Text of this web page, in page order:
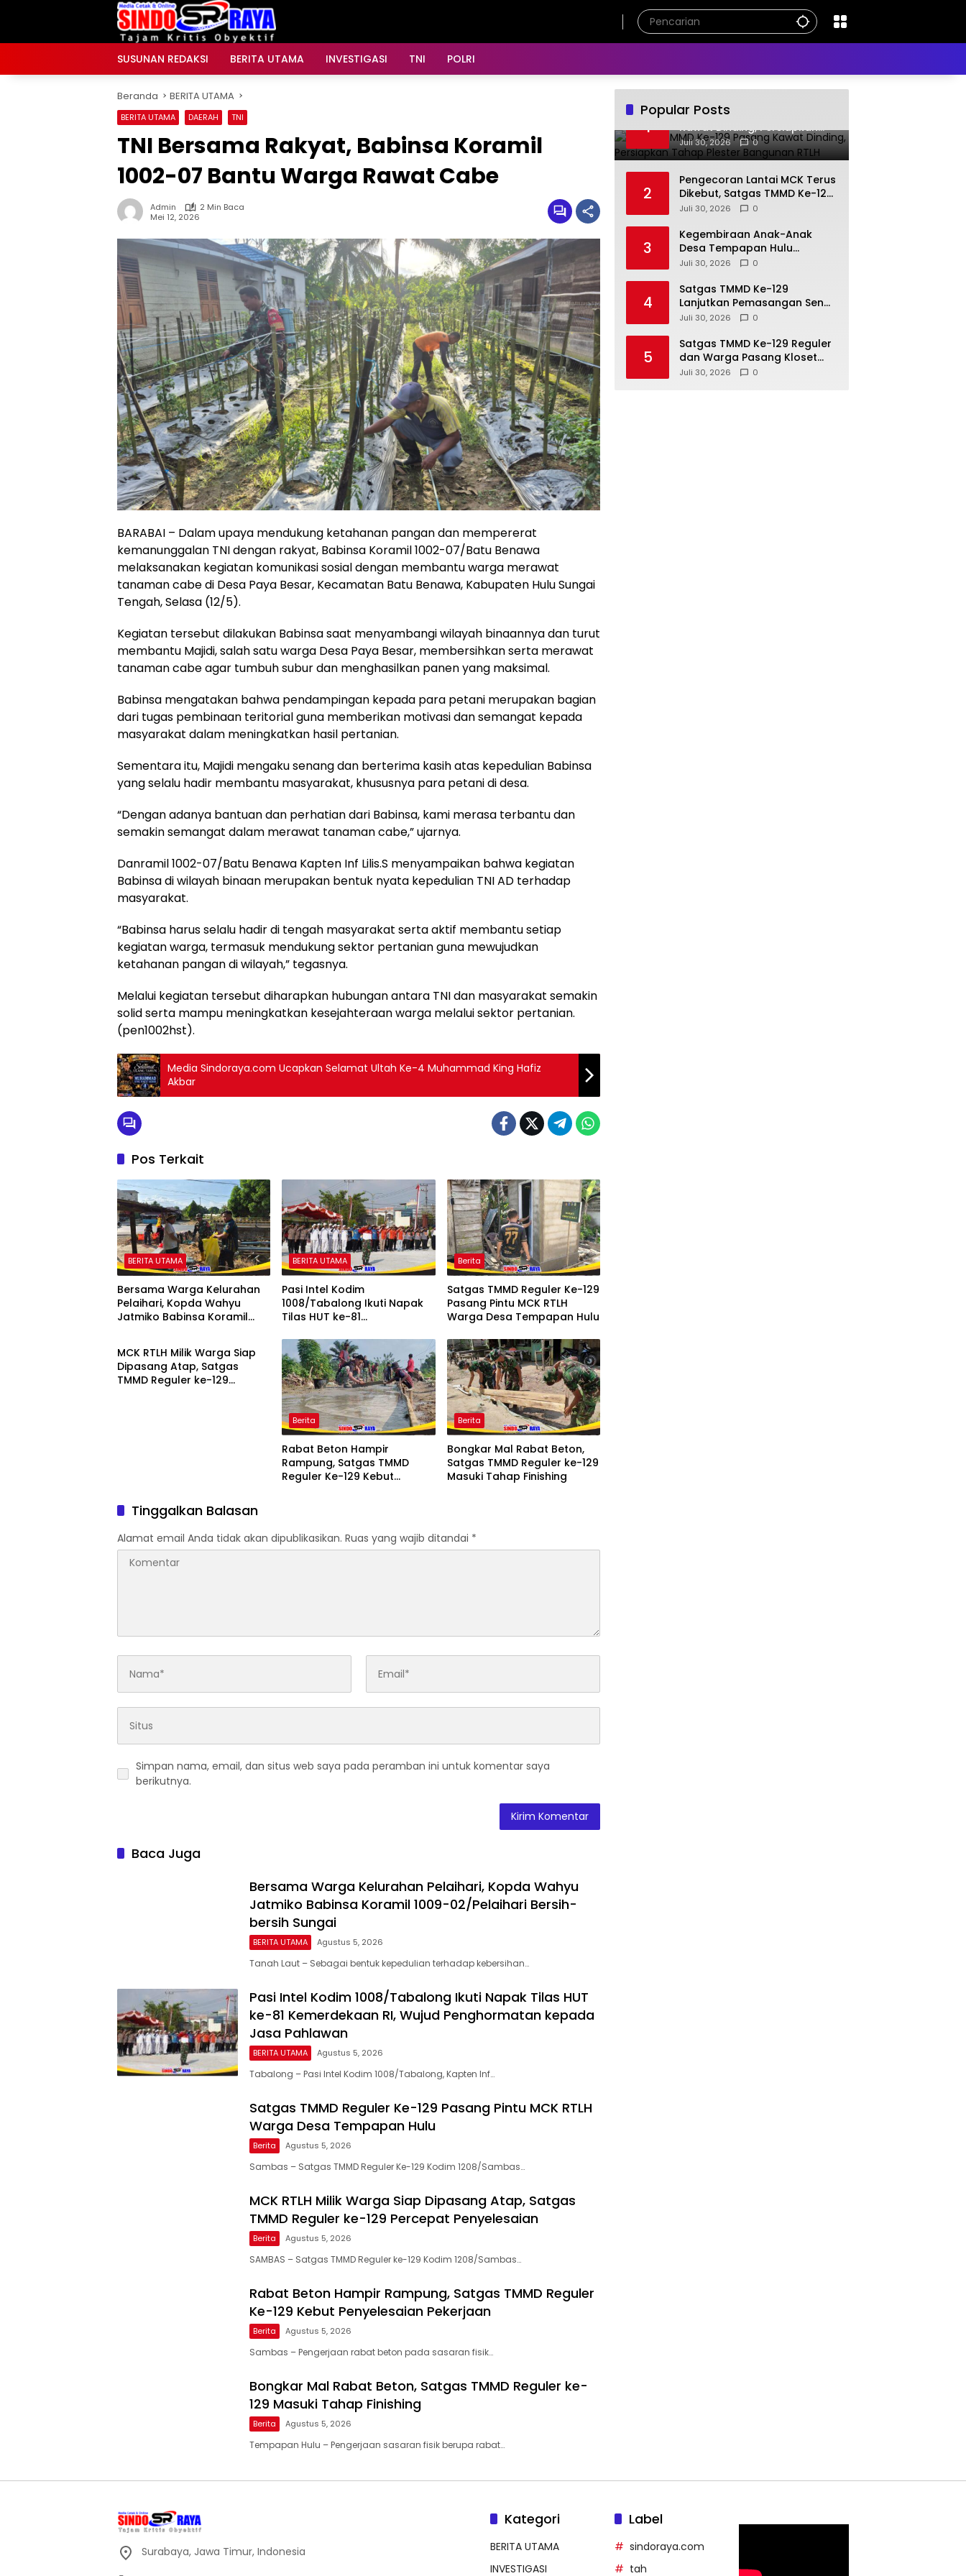
SUSUNAN REDAKSI BERITA UTAMA INVESTIGASI TNI POLRI
Beranda BERITA UTAMA
BERITA UTAMA DAERAH TNI
TNI Bersama Rakyat, Babinsa Koramil
1002-07 Bantu Warga Rawat Cabe
Admin
2 Min Baca
Mei 12, 2026
BARABAI – Dalam upaya mendukung ketahanan pangan dan mempererat
kemanunggalan TNI dengan rakyat, Babinsa Koramil 1002-07/Batu Benawa
melaksanakan kegiatan komunikasi sosial dengan membantu warga merawat
tanaman cabe di Desa Paya Besar, Kecamatan Batu Benawa, Kabupaten Hulu Sungai
Tengah, Selasa (12/5).
Kegiatan tersebut dilakukan Babinsa saat menyambangi wilayah binaannya dan turut
membantu Majidi, salah satu warga Desa Paya Besar, membersihkan serta merawat
tanaman cabe agar tumbuh subur dan menghasilkan panen yang maksimal.
Babinsa mengatakan bahwa pendampingan kepada para petani merupakan bagian
dari tugas pembinaan teritorial guna memberikan motivasi dan semangat kepada
masyarakat dalam meningkatkan hasil pertanian.
Sementara itu, Majidi mengaku senang dan berterima kasih atas kepedulian Babinsa
yang selalu hadir membantu masyarakat, khususnya para petani di desa.
“Dengan adanya bantuan dan perhatian dari Babinsa, kami merasa terbantu dan
semakin semangat dalam merawat tanaman cabe,” ujarnya.
Danramil 1002-07/Batu Benawa Kapten Inf Lilis.S menyampaikan bahwa kegiatan
Babinsa di wilayah binaan merupakan bentuk nyata kepedulian TNI AD terhadap
masyarakat.
“Babinsa harus selalu hadir di tengah masyarakat serta aktif membantu setiap
kegiatan warga, termasuk mendukung sektor pertanian guna mewujudkan
ketahanan pangan di wilayah,” tegasnya.
Melalui kegiatan tersebut diharapkan hubungan antara TNI dan masyarakat semakin
solid serta mampu meningkatkan kesejahteraan warga melalui sektor pertanian.
(pen1002hst).
Media Sindoraya.com Ucapkan Selamat Ultah Ke-4 Muhammad King Hafiz
Akbar
Pos Terkait
BERITA UTAMA
Bersama Warga Kelurahan
Pelaihari, Kopda Wahyu
Jatmiko Babinsa Koramil
BERITA UTAMA
Pasi Intel Kodim
1008/Tabalong Ikuti Napak
Tilas HUT ke-81
Penghormatan kepada Jasa
Pahlawan
Berita
Satgas TMMD Reguler Ke-129
Pasang Pintu MCK RTLH
Warga Desa Tempapan Hulu
Berita
MCK RTLH Milik Warga Siap
Dipasang Atap, Satgas
TMMD Reguler ke-129
Berita
Rabat Beton Hampir
Rampung, Satgas TMMD
Reguler Ke-129 Kebut
Berita
Bongkar Mal Rabat Beton,
Satgas TMMD Reguler ke-129
Masuki Tahap Finishing
Tinggalkan Balasan
Alamat email Anda tidak akan dipublikasikan. Ruas yang wajib ditandai *
Simpan nama, email, dan situs web saya pada peramban ini untuk komentar saya
berikutnya.
Baca Juga
Bersama Warga Kelurahan Pelaihari, Kopda Wahyu
Jatmiko Babinsa Koramil 1009-02/Pelaihari Bersih-
bersih Sungai
BERITA UTAMA Agustus 5, 2026
Tanah Laut – Sebagai bentuk kepedulian terhadap kebersihan…
Pasi Intel Kodim 1008/Tabalong Ikuti Napak Tilas HUT
ke-81 Kemerdekaan RI, Wujud Penghormatan kepada
Jasa Pahlawan
BERITA UTAMA Agustus 5, 2026
Tabalong – Pasi Intel Kodim 1008/Tabalong, Kapten Inf…
Satgas TMMD Reguler Ke-129 Pasang Pintu MCK RTLH
Warga Desa Tempapan Hulu
Berita Agustus 5, 2026
Sambas – Satgas TMMD Reguler Ke-129 Kodim 1208/Sambas…
MCK RTLH Milik Warga Siap Dipasang Atap, Satgas
TMMD Reguler ke-129 Percepat Penyelesaian
Berita Agustus 5, 2026
SAMBAS – Satgas TMMD Reguler ke-129 Kodim 1208/Sambas…
Rabat Beton Hampir Rampung, Satgas TMMD Reguler
Ke-129 Kebut Penyelesaian Pekerjaan
Berita Agustus 5, 2026
Sambas – Pengerjaan rabat beton pada sasaran fisik…
Bongkar Mal Rabat Beton, Satgas TMMD Reguler ke-
129 Masuki Tahap Finishing
Berita Agustus 5, 2026
Tempapan Hulu – Pengerjaan sasaran fisik berupa rabat…
Popular Posts
1
Satgas TMMD Ke-129 Pasang
Kawat Dinding, Persiapkan
Tahap Plester Bangunan RTLH
Juli 30, 2026 0
2
Pengecoran Lantai MCK Terus
Dikebut, Satgas TMMD Ke-129
Kodim 1208/Sambas
Waktu
Juli 30, 2026 0
3
Kegembiraan Anak-Anak
Desa Tempapan Hulu
Terpancar Saat Nikmati Air
Program TMMD Ke-129
Juli 30, 2026 0
4
Satgas TMMD Ke-129
Lanjutkan Pemasangan Seng
RTLH, Optimistis Program
Juli 30, 2026 0
5
Satgas TMMD Ke-129 Reguler
dan Warga Pasang Kloset
MCK, Wujudkan Fasilitas
Juli 30, 2026 0
Surabaya, Jawa Timur, Indonesia
Kategori
BERITA UTAMA
INVESTIGASI
Label
sindoraya.com
tah